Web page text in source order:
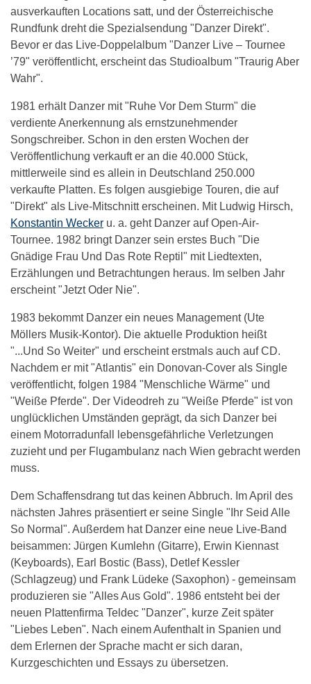
ausverkauften Locations satt, und der Österreichische
Rundfunk dreht die Spezialsendung "Danzer Direkt".
Bevor er das Live-Doppelalbum "Danzer Live – Tournee
’79" veröffentlicht, erscheint das Studioalbum "Traurig Aber
Wahr".
1981 erhält Danzer mit "Ruhe Vor Dem Sturm" die
verdiente Anerkennung als ernstzunehmender
Songschreiber. Schon in den ersten Wochen der
Veröffentlichung verkauft er an die 40.000 Stück,
mittlerweile sind es allein in Deutschland 250.000
verkaufte Platten. Es folgen ausgiebige Touren, die auf
"Direkt" als Live-Mitschnitt erscheinen. Mit Ludwig Hirsch,
Konstantin Wecker u. a. geht Danzer auf Open-Air-
Tournee. 1982 bringt Danzer sein erstes Buch "Die
Gnädige Frau Und Das Rote Reptil" mit Liedtexten,
Erzählungen und Betrachtungen heraus. Im selben Jahr
erscheint "Jetzt Oder Nie".
1983 bekommt Danzer ein neues Management (Ute
Möllers Musik-Kontor). Die aktuelle Produktion heißt
"...Und So Weiter" und erscheint erstmals auch auf CD.
Nachdem er mit "Atlantis" ein Donovan-Cover als Single
veröffentlicht, folgen 1984 "Menschliche Wärme" und
"Weiße Pferde". Der Videodreh zu "Weiße Pferde" ist von
unglücklichen Umständen geprägt, da sich Danzer bei
einem Motorradunfall lebensgefährliche Verletzungen
zuzieht und per Flugambulanz nach Wien gebracht werden
muss.
Dem Schaffensdrang tut das keinen Abbruch. Im April des
nächsten Jahres präsentiert er seine Single "Ihr Seid Alle
So Normal". Außerdem hat Danzer eine neue Live-Band
beisammen: Jürgen Kumlehn (Gitarre), Erwin Kiennast
(Keyboards), Earl Bostic (Bass), Detlef Kessler
(Schlagzeug) und Frank Lüdeke (Saxophon) - gemeinsam
produzieren sie "Alles Aus Gold". 1986 entsteht bei der
neuen Plattenfirma Teldec "Danzer", kurze Zeit später
"Liebes Leben". Nach einem Aufenthalt in Spanien und
dem Erlernen der Sprache macht er sich daran,
Kurzgeschichten und Essays zu übersetzen.